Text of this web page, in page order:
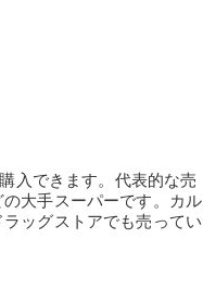
入できます。代表的な売
大手スーパーです。カル
ッグストアでも売ってい